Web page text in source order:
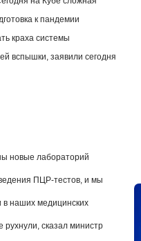
к пандемии
краха системы
вспышки, заявили сегодня
новые лабораторий
ПЦР-тестов, и мы
в наших медицинских
сказал министр